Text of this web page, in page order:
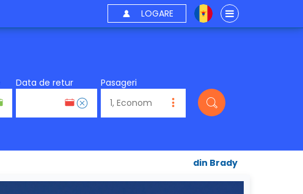
LOGARE
Data de retur Pasageri
din Brady